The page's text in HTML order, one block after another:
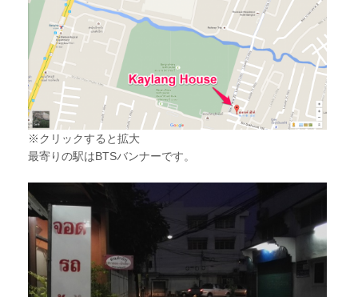
※クリックすると拡大
最寄りの駅はBTSバンナーです。